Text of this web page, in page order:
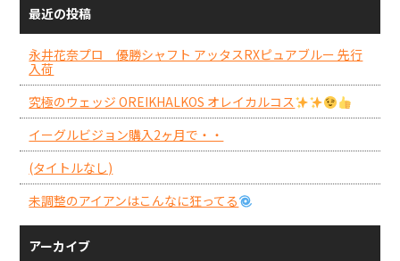
最近の投稿
永井花奈プロ 優勝シャフト アッタスRXピュアブルー 先行
入荷
究極のウェッジ OREIKHALKOS オレイカルコス
イーグルビジョン購入2ヶ月で・・
(タイトルなし)
未調整のアイアンはこんなに狂ってる
アーカイブ